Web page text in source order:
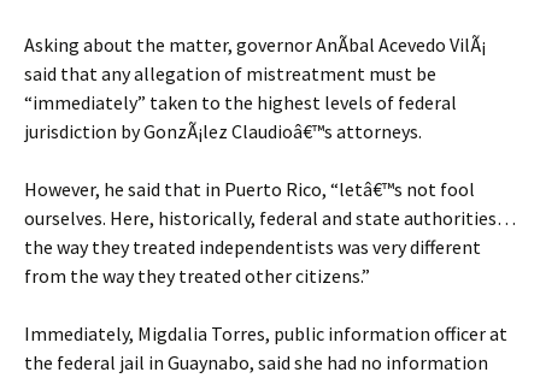
Asking about the matter, governor AnÃ­bal Acevedo VilÃ¡
said that any allegation of mistreatment must be
“immediately” taken to the highest levels of federal
jurisdiction by GonzÃ¡lez Claudioâ€™s attorneys.
However, he said that in Puerto Rico, “letâ€™s not fool
ourselves. Here, historically, federal and state authorities…
the way they treated independentists was very different
from the way they treated other citizens.”
Immediately, Migdalia Torres, public information officer at
the federal jail in Guaynabo, said she had no information